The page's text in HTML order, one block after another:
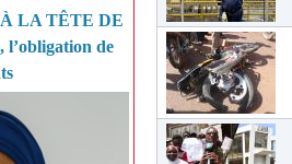
LA TÊTE DE
de